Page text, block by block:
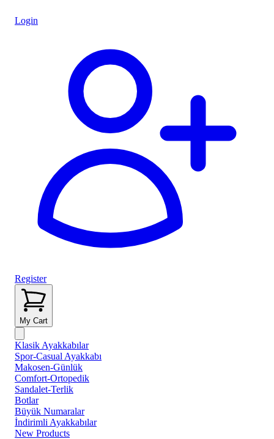
Login
Register
My Cart
Klasik Ayakkabılar
Spor-Casual Ayakkabı
Makosen-Günlük
Comfort-Ortopedik
Sandalet-Terlik
Botlar
Büyük Numaralar
İndirimli Ayakkabılar
New Products